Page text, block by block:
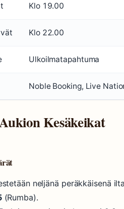
Klo 19.00
Klo 22.00
Ulkoilmatapahtuma
Noble Booking, Live
Kesäkeikat
neljänä peräkkäisenä
(Rumba).